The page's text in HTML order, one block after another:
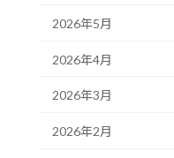
2026年5月
2026年4月
2026年3月
2026年2月